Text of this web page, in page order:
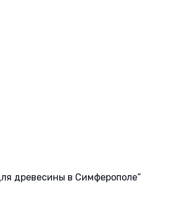
древесины в Симферополе”